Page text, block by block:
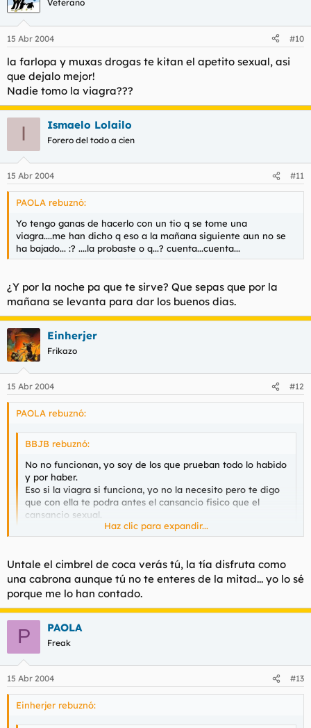
Veterano
15 Abr 2004 #10
la farlopa y muxas drogas te kitan el apetito sexual, asi
que dejalo mejor!
Nadie tomo la viagra???
I Ismaelo Lolailo
Forero del todo a cien
15 Abr 2004 #11
PAOLA rebuznó:
Yo tengo ganas de hacerlo con un tio q se tome una
viagra....me han dicho q eso a la mañana siguiente aun no se
ha bajado... :? ....la probaste o q...? cuenta...cuenta...
¿Y por la noche pa que te sirve? Que sepas que por la
mañana se levanta para dar los buenos dias.
Einherjer
Frikazo
15 Abr 2004 #12
PAOLA rebuznó:
BBJB rebuznó:
No no funcionan, yo soy de los que prueban todo lo habido
y por haber.
Eso si la viagra si funciona, yo no la necesito pero te digo
que con ella te podra antes el cansancio fisico que el
cansancio sexual.
Saludos Haz clic para expandir...
Yo tengo ganas de hacerlo con un tio q se tome una
viagra....me han dicho q eso a la mañana siguiente aun no se
ha bajado... :? ....la probaste o q...? cuenta...cuenta...
Haz clic para expandir...
Untale el cimbrel de coca verás tú, la tía disfruta como
una cabrona aunque tú no te enteres de la mitad... yo lo sé
porque me lo han contado.
P PAOLA
Freak
15 Abr 2004 #13
Einherjer rebuznó: